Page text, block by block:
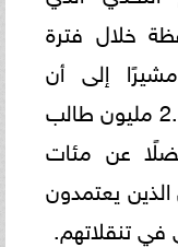
خلال فترة
إلى أن
الإسكندرية تضم ما يقرب من 2.5 مليون طالب
عن مئات
يعتمدون
في تنقلاتهم.